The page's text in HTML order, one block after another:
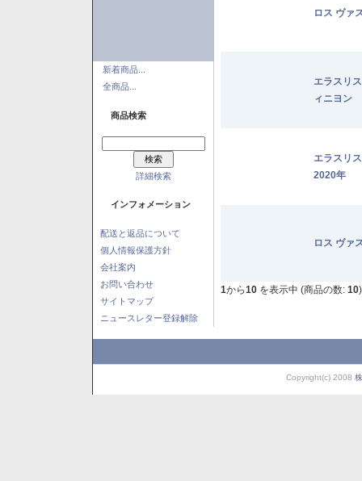
新着商品...
全商品...
商品検索
詳細検索
インフォメーション
配送と返品について
個人情報保護方針
会社案内
お問い合わせ
サイトマップ
ニュースレター登録解除
ロス ヴァ
エラスリ
ィニヨン
エラスリ
2020年
ロス ヴァ
1から10 を表示中 (商品の数: 10)
Copyright(c) 2008